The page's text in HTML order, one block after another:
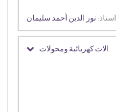
استاذ: نور الدين أحمد سليمان
الات كهربائية ومحولات